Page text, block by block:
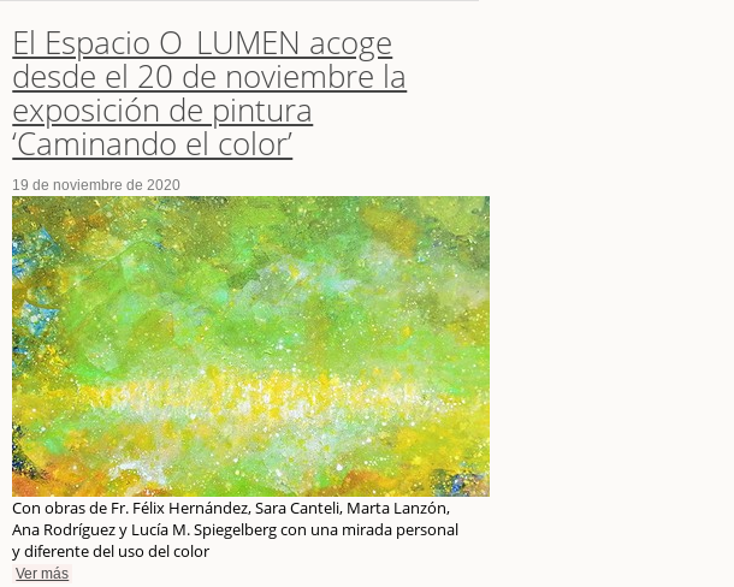
El Espacio O_LUMEN acoge
desde el 20 de noviembre la
exposición de pintura
‘Caminando el color’
19 de noviembre de 2020
Con obras de Fr. Félix Hernández, Sara Canteli, Marta Lanzón,
Ana Rodríguez y Lucía M. Spiegelberg con una mirada personal
y diferente del uso del color
Ver más